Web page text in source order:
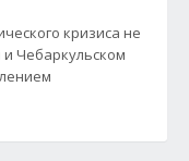
кризиса не
Чебаркульском